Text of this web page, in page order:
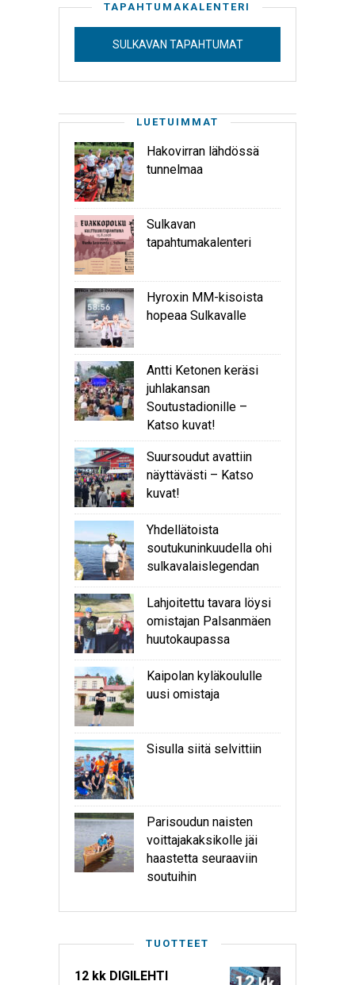
TAPAHTUMAKALENTERI
SULKAVAN TAPAHTUMAT
LUETUIMMAT
Hakovirran lähdössä
tunnelmaa
Sulkavan
tapahtumakalenteri
Hyroxin MM-kisoista
hopeaa Sulkavalle
Antti Ketonen keräsi
juhlakansan
Soutustadionille –
Katso kuvat!
Suursoudut avattiin
näyttävästi – Katso
kuvat!
Yhdellätoista
soutukuninkuudella ohi
sulkavalaislegendan
Lahjoitettu tavara löysi
omistajan Palsanmäen
huutokaupassa
Kaipolan kyläkoululle
uusi omistaja
Sisulla siitä selvittiin
Parisoudun naisten
voittajakaksikolle jäi
haastetta seuraaviin
soutuihin
TUOTTEET
12 kk DIGILEHTI